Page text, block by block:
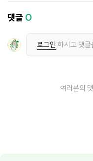
댓글 0
로그인 하시고 댓
여러분의